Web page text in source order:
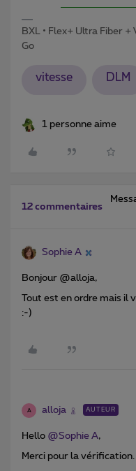
BXL • Flex+ Ultra Fiber
Go
vitesse DLM
1 personne aime
12 commentaires
Sophie A
Bonjour @alloja,
Tout est en ordre mais
:-)
A alloja AUTEUR
Hello @Sophie A,
Merci pour la vérification.